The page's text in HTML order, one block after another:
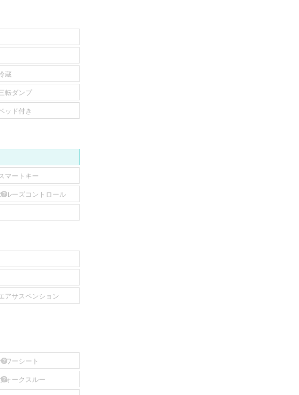
蔵
転ダンプ
ッド付き
マートキー
ルーズコントロール
アサスペンション
ワーシート
ォークスルー